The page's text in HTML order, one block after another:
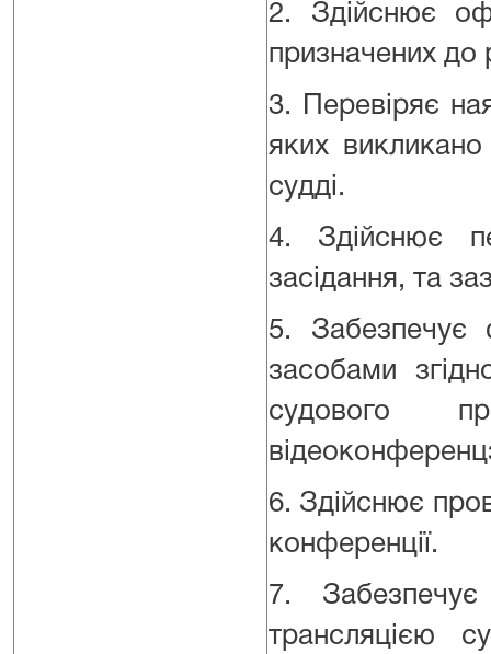
2. Здійснює
призначених до
3. Перевіряє
яких
судді.
4. Здійснює
засідання, та
5. Забезпечує
засобами
судового
6. Здійснює
конференції.
7.
трансляцією